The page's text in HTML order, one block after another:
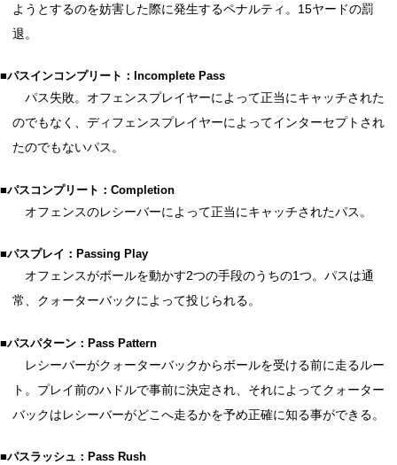
ようとするのを妨害した際に発生するペナルティ。15ヤードの罰
退。
■パスインコンプリート：Incomplete Pass
パス失敗。オフェンスプレイヤーによって正当にキャッチされた
のでもなく、ディフェンスプレイヤーによってインターセプトされ
たのでもないパス。
■パスコンプリート：Completion
オフェンスのレシーバーによって正当にキャッチされたパス。
■パスプレイ：Passing Play
オフェンスがボールを動かす2つの手段のうちの1つ。パスは通
常、クォーターバックによって投じられる。
■パスパターン：Pass Pattern
レシーバーがクォーターバックからボールを受ける前に走るルー
ト。プレイ前のハドルで事前に決定され、それによってクォーター
バックはレシーバーがどこへ走るかを予め正確に知る事ができる。
■パスラッシュ：Pass Rush